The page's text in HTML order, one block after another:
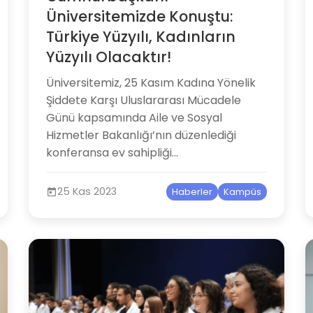
Üniversitemizde Konuştu:
Türkiye Yüzyılı, Kadınların
Yüzyılı Olacaktır!
​​​​​​​​​​​Üniversitemiz, 25 Kasım Kadına Yönelik
Şiddete Karşı Uluslararası Mücadele
Günü kapsamında Aile ve Sosyal
Hizmetler Bakanlığı’nın düzenlediği
konferansa ev sahipliği...
25 Kas 2023 Haberler Kampüs